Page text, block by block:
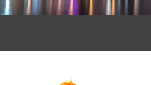
キ